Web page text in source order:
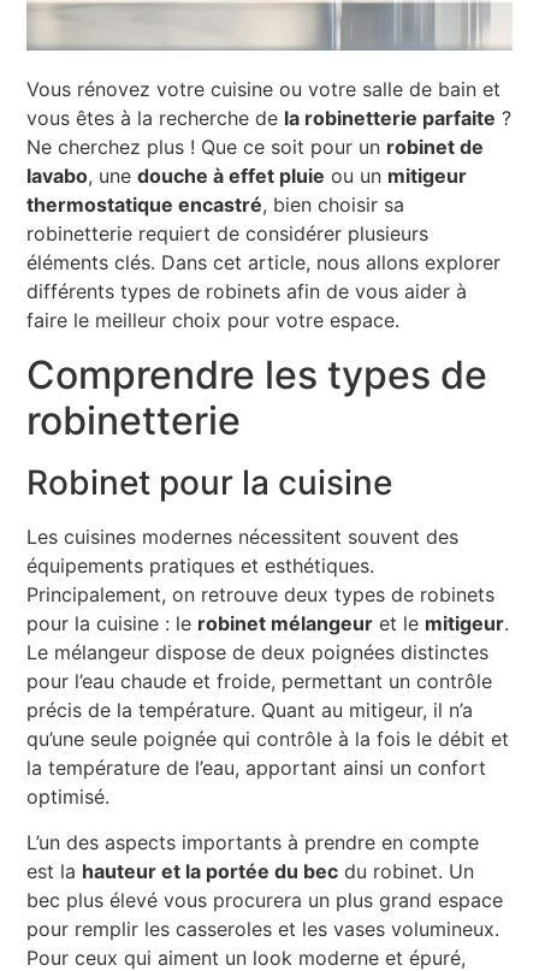
Vous rénovez votre cuisine ou votre salle de bain et
vous êtes à la recherche de la robinetterie parfaite ?
Ne cherchez plus ! Que ce soit pour un robinet de
lavabo, unedouche à effet pluie ou un mitigeur
thermostatique encastré, bien choisir sa
robinetterie requiert de considérer plusieurs
éléments clés. Dans cet article, nous allons explorer
différents types de robinets afin de vous aider à
faire le meilleur choix pour votre espace.
Comprendre les types de
robinetterie
Robinet pour la cuisine
Les cuisines modernes nécessitent souvent des
équipements pratiques et esthétiques.
Principalement, on retrouve deux types de robinets
pour la cuisine : le robinet mélangeur et le mitigeur.
Le mélangeur dispose de deux poignées distinctes
pour l’eau chaude et froide, permettant un contrôle
précis de la température. Quant au mitigeur, il n’a
qu’une seule poignée qui contrôle à la fois le débit et
la température de l’eau, apportant ainsi un confort
optimisé.
L’un des aspects importants à prendre en compte
est la hauteur et la portée du bec du robinet. Un
bec plus élevé vous procurera un plus grand espace
pour remplir les casseroles et les vases volumineux.
Pour ceux qui aiment un look moderne et épuré,